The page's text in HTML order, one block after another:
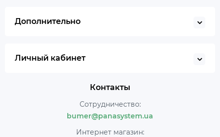
Дополнительно
Личный кабинет
Контакты
Сотрудничество:
bumer@panasystem.ua
Интернет магазин: